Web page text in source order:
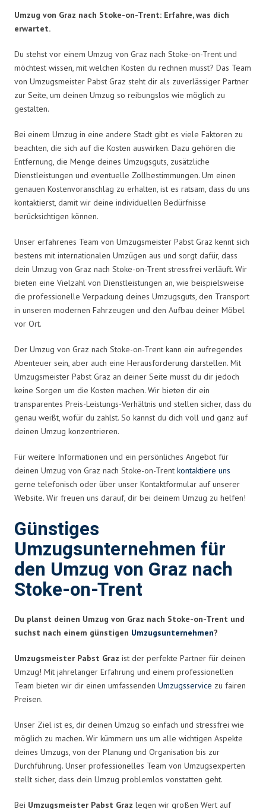
Umzug von Graz nach Stoke-on-Trent: Erfahre, was dich
erwartet.
Du stehst vor einem Umzug von Graz nach Stoke-on-Trent und
möchtest wissen, mit welchen Kosten du rechnen musst? Das Team
von Umzugsmeister Pabst Graz steht dir als zuverlässiger Partner
zur Seite, um deinen Umzug so reibungslos wie möglich zu
gestalten.
Bei einem Umzug in eine andere Stadt gibt es viele Faktoren zu
beachten, die sich auf die Kosten auswirken. Dazu gehören die
Entfernung, die Menge deines Umzugsguts, zusätzliche
Dienstleistungen und eventuelle Zollbestimmungen. Um einen
genauen Kostenvoranschlag zu erhalten, ist es ratsam, dass du uns
kontaktierst, damit wir deine individuellen Bedürfnisse
berücksichtigen können.
Unser erfahrenes Team von Umzugsmeister Pabst Graz kennt sich
bestens mit internationalen Umzügen aus und sorgt dafür, dass
dein Umzug von Graz nach Stoke-on-Trent stressfrei verläuft. Wir
bieten eine Vielzahl von Dienstleistungen an, wie beispielsweise
die professionelle Verpackung deines Umzugsguts, den Transport
in unseren modernen Fahrzeugen und den Aufbau deiner Möbel
vor Ort.
Der Umzug von Graz nach Stoke-on-Trent kann ein aufregendes
Abenteuer sein, aber auch eine Herausforderung darstellen. Mit
Umzugsmeister Pabst Graz an deiner Seite musst du dir jedoch
keine Sorgen um die Kosten machen. Wir bieten dir ein
transparentes Preis-Leistungs-Verhältnis und stellen sicher, dass du
genau weißt, wofür du zahlst. So kannst du dich voll und ganz auf
deinen Umzug konzentrieren.
Für weitere Informationen und ein persönliches Angebot für
deinen Umzug von Graz nach Stoke-on-Trent kontaktiere uns
gerne telefonisch oder über unser Kontaktformular auf unserer
Website. Wir freuen uns darauf, dir bei deinem Umzug zu helfen!
Günstiges
Umzugsunternehmen für
den Umzug von Graz nach
Stoke-on-Trent
Du planst deinen Umzug von Graz nach Stoke-on-Trent und
suchst nach einem günstigen Umzugsunternehmen?
Umzugsmeister Pabst Graz ist der perfekte Partner für deinen
Umzug! Mit jahrelanger Erfahrung und einem professionellen
Team bieten wir dir einen umfassenden Umzugsservice zu fairen
Preisen.
Unser Ziel ist es, dir deinen Umzug so einfach und stressfrei wie
möglich zu machen. Wir kümmern uns um alle wichtigen Aspekte
deines Umzugs, von der Planung und Organisation bis zur
Durchführung. Unser professionelles Team von Umzugsexperten
stellt sicher, dass dein Umzug problemlos vonstatten geht.
Bei Umzugsmeister Pabst Graz legen wir großen Wert auf